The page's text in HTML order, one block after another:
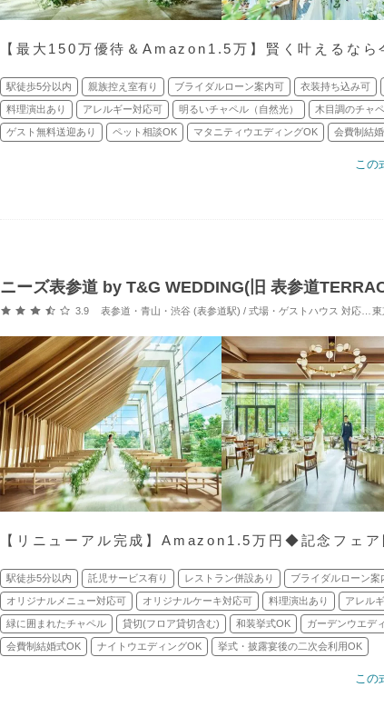
【最⼤150万優待＆Amazon1.5万】賢く叶えるなら
駅徒歩5分以内 親族控え室有り ブライダルローン案内可 衣装持ち込み可
料理演出あり アレルギー対応可 明るいチャペル（自然光） 木目調のチャ
ゲスト無料送迎あり ペット相談OK マタニティウエディングOK 会費制結
この
ニーズ表参道 by T&G WEDDING(旧 表参道
口コミ評価
3.9 表参道・青山・渋谷 (表参道駅) / 式場・ゲストハウス 対応人数: 着席：10名 ～ 122名 東
【リニューアル完成】Amazon1.5万円◆記念フェア
駅徒歩5分以内 託児サービス有り レストラン併設あり ブライダルローン案
オリジナルメニュー対応可 オリジナルケーキ対応可 料理演出あり アレル
緑に囲まれたチャペル 貸切(フロア貸切含む) 和装挙式OK ガーデンウエデ
会費制結婚式OK ナイトウエディングOK 挙式・披露宴後の二次会利用OK
この